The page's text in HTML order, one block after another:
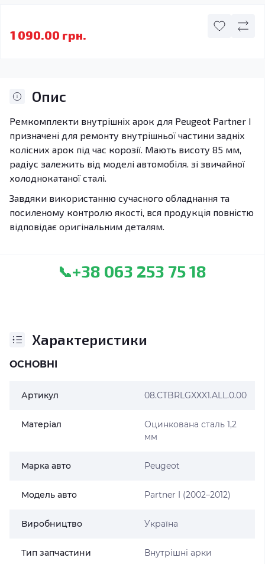
1 090.00 грн.
Опис
Ремкомплекти внутрішніх арок для Peugeot Partner I
призначені для ремонту внутрішньої частини задніх
колісних арок під час корозії. Мають висоту 85 мм,
радіус залежить від моделі автомобіля. зі звичайної
холоднокатаної сталі.
Завдяки використанню сучасного обладнання та
посиленому контролю якості, вся продукція повністю
відповідає оригінальним деталям.
📞+38 063 253 75 18
Характеристики
ОСНОВНІ
Артикул 08.CTBRLGXXX1.ALL.0.00
Матеріал
Оцинкована сталь 1,2
мм
Марка авто Peugeot
Модель авто Partner I (2002–2012)
Виробництво Україна
Тип запчастини Внутрішні арки